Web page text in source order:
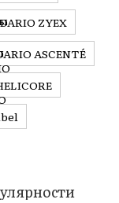
ZYEX
ASCENTÉ